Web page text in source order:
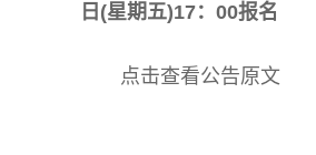
日(星期五)17：00报名
点击查看公告原文